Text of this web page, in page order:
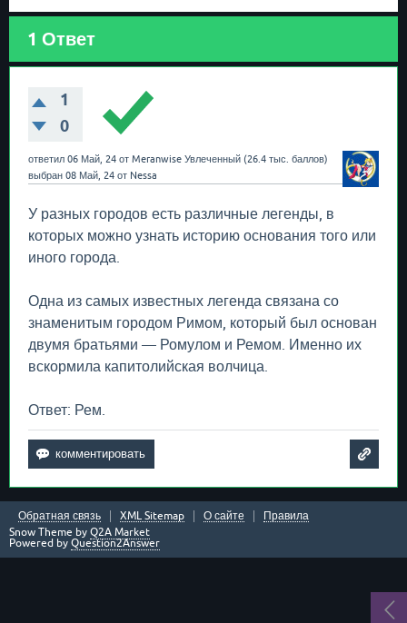
1 Ответ
1
0
ответил 06 Май, 24 от Meranwise Увлеченный (26.4 тыс. баллов)
выбран 08 Май, 24 от Nessa
У разных городов есть различные легенды, в
которых можно узнать историю основания того или
иного города.
Одна из самых известных легенда связана со
знаменитым городом Римом, который был основан
двумя братьями — Ромулом и Ремом. Именно их
вскормила капитолийская волчица.
Ответ: Рем.
Обратная связь XML Sitemap О сайте
Правила
Snow Theme by Q2A Market
Powered by Question2Answer